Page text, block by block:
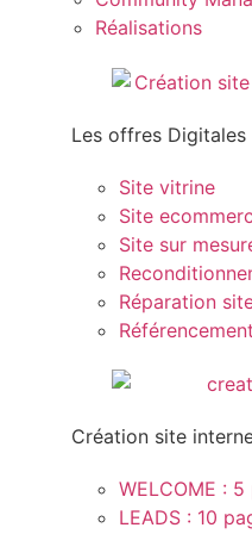
Réalisations
Les offres Digitales
Site vitrine
Site
Site sur
Réparation
Référencement
Création site
WELCOME :
LEADS : 10